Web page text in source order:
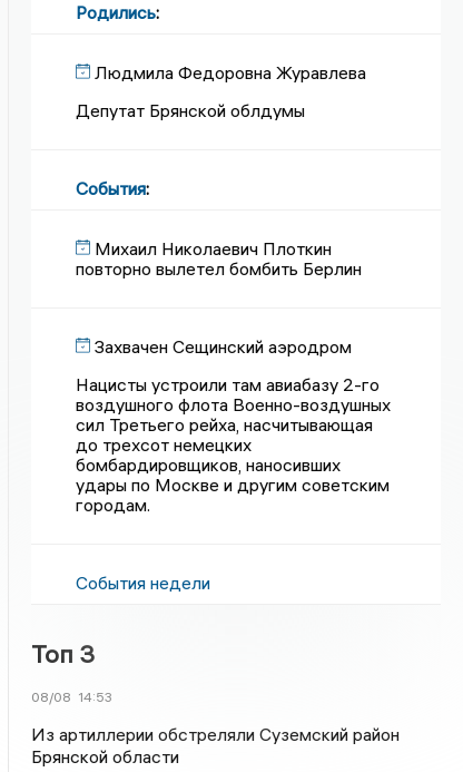
Родились:
Людмила Федоровна Журавлева
Депутат Брянской облдумы
События:
Михаил Николаевич Плоткин
повторно вылетел бомбить Берлин
Захвачен Сещинский аэродром
Нацисты устроили там авиабазу 2-го
воздушного флота Военно-воздушных
сил Третьего рейха, насчитывающая
до трехсот немецких
бомбардировщиков, наносивших
удары по Москве и другим советским
городам.
События недели
Топ 3
08/08 14:53
Из артиллерии обстреляли Суземский район
Брянской области